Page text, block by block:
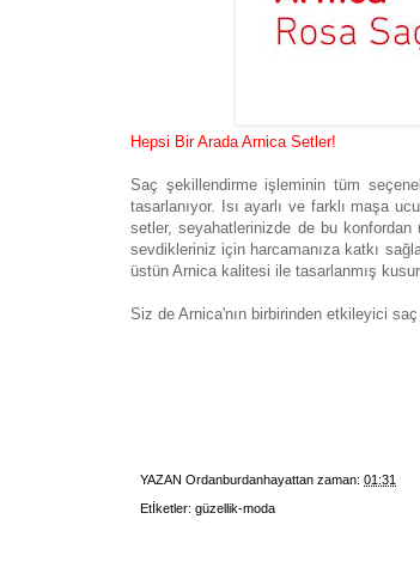
Hepsi Bir Arada Arnica Setler!
Saç şekillendirme işleminin tüm
tasarlanıyor. Isı ayarlı ve farklı maşa
setler, seyahatlerinizde de bu konfordan
sevdikleriniz için harcamanıza katkı
üstün Arnica kalitesi ile tasarlanmış
Siz de Arnica'nın birbirinden etkileyici
YAZAN Ordanburdanhayattan zaman: 01:31
Etİketler: güzellik-moda